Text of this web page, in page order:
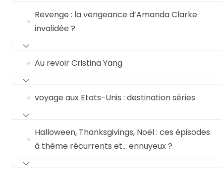
Revenge : la vengeance d’Amanda Clarke
invalidée ?
Au revoir Cristina Yang
voyage aux Etats-Unis : destination séries
Halloween, Thanksgivings, Noël : ces épisodes
à thème récurrents et… ennuyeux ?